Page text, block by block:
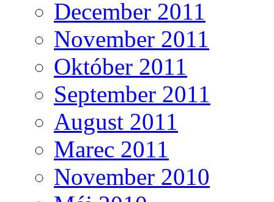
December 2011
November 2011
Október 2011
September 2011
August 2011
Marec 2011
November 2010